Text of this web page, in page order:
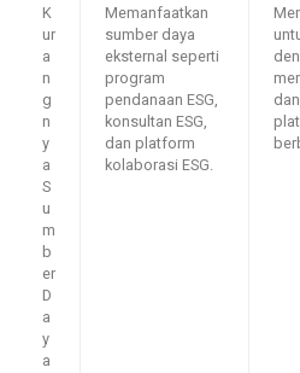
K
ur
a
n
g
n
y
a
S
u
m
b
er
D
a
y
a
Memanfaatkan
sumber daya
eksternal seperti
program
pendanaan ESG,
konsultan ESG,
dan platform
kolaborasi ESG.